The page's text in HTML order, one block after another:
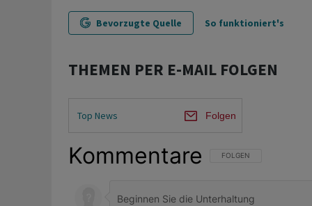
Bevorzugte Quelle So funktioniert's
THEMEN PER E-MAIL FOLGEN
Top News Folgen
Kommentare FOLGE DIESER
FOLGEN